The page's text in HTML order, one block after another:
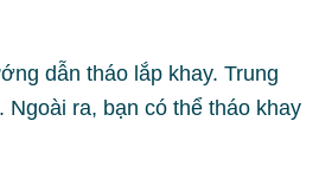
dẫn tháo lắp khay. Trung
ra, bạn có thể tháo khay